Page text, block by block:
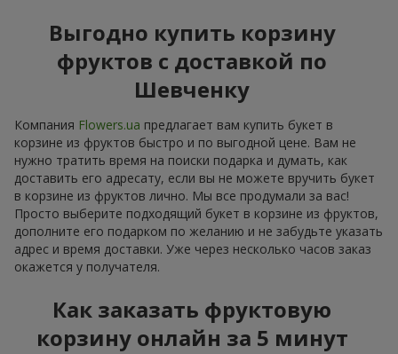
Выгодно купить корзину
фруктов с доставкой по
Шевченку
Компания Flowers.ua предлагает вам купить букет в
корзине из фруктов быстро и по выгодной цене. Вам не
нужно тратить время на поиски подарка и думать, как
доставить его адресату, если вы не можете вручить букет
в корзине из фруктов лично. Мы все продумали за вас!
Просто выберите подходящий букет в корзине из фруктов,
дополните его подарком по желанию и не забудьте указать
адрес и время доставки. Уже через несколько часов заказ
окажется у получателя.
Как заказать фруктовую
корзину онлайн за 5 минут